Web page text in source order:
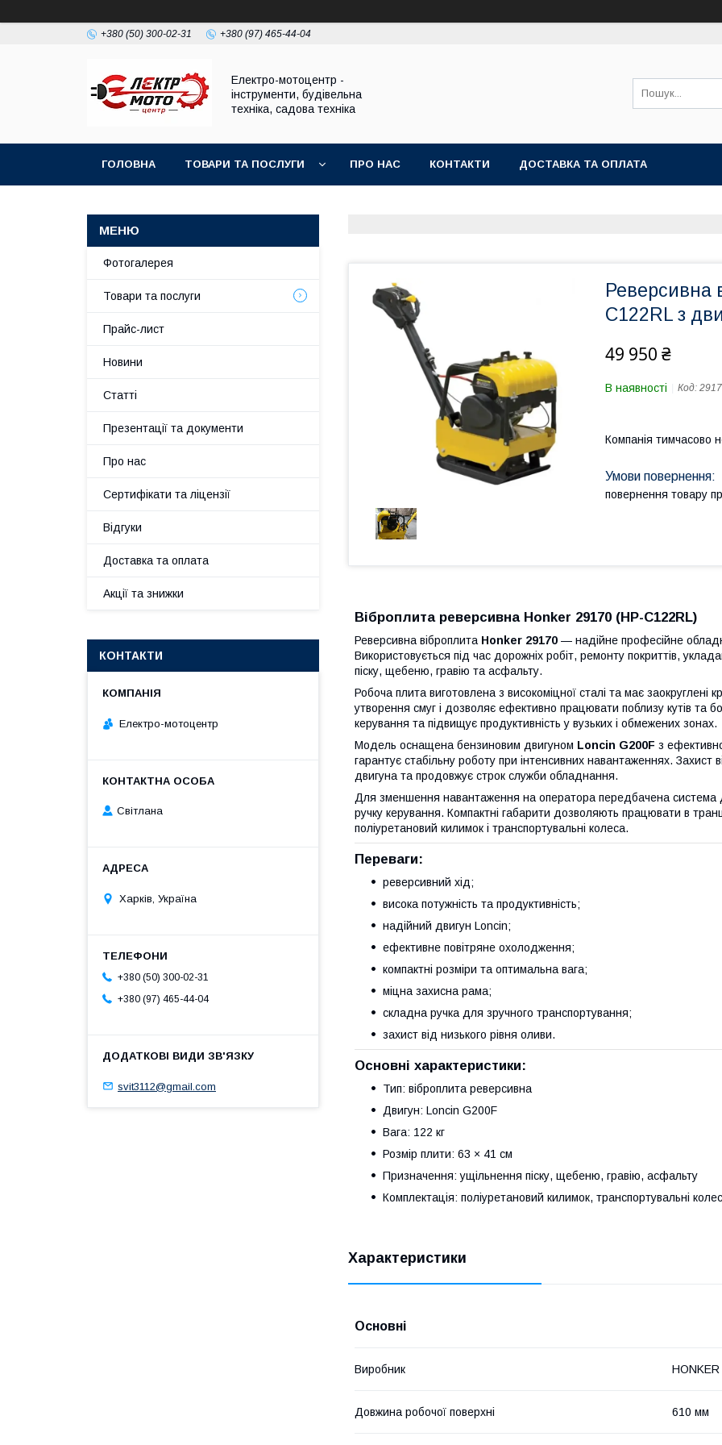
+380 (50) 300-02-31 +380 (97) 465-44-04
Електро-мотоцентр -
інструменти, будівельна
техніка, садова техніка
ГОЛОВНА ТОВАРИ ТА ПОСЛУГИ ПРО НАС КОНТАКТИ ДОСТАВКА ТА ОПЛАТА
Реверсивна
C122RL з
49 950 ₴
В наявності Код:
Компанія тимчасово
повернення товару
Віброплита реверсивна Honker 29170 (HP-C122RL)
Реверсивна віброплита Honker 29170 — надійне професійне
Використовується під час дорожніх робіт, ремонту покриттів,
піску, щебеню, гравію та асфальту.
Робоча плита виготовлена з високоміцної сталі та має заокруглені
утворення смуг і дозволяє ефективно працювати поблизу кутів та
керування та підвищує продуктивність у вузьких і обмежених зонах.
Модель оснащена бензиновим двигуном Loncin G200F з
гарантує стабільну роботу при інтенсивних навантаженнях. Захист
двигуна та продовжує строк служби обладнання.
Для зменшення навантаження на оператора передбачена система
ручку керування. Компактні габарити дозволяють працювати в
поліуретановий килимок і транспортувальні колеса.
Переваги:
реверсивний хід;
висока потужність та продуктивність;
надійний двигун Loncin;
ефективне повітряне охолодження;
компактні розміри та оптимальна вага;
міцна захисна рама;
складна ручка для зручного транспортування;
захист від низького рівня оливи.
Основні характеристики:
Тип: віброплита реверсивна
Двигун: Loncin G200F
Вага: 122 кг
Розмір плити: 63 × 41 см
Призначення: ущільнення піску, щебеню, гравію, асфальту
Комплектація: поліуретановий килимок, транспортувальні
Характеристики
Основні
Виробник HONKER
Довжина робочої поверхні 610 мм
Фотогалерея
Товари та послуги
Прайс-лист
Новини
Статті
Презентації та документи
Про нас
Сертифікати та ліцензії
Відгуки
Доставка та оплата
Акції та знижки
КОНТАКТИ
Електро-мотоцентр
Світлана
Харків, Україна
+380 (50) 300-02-31
+380 (97) 465-44-04
svit3112@gmail.com